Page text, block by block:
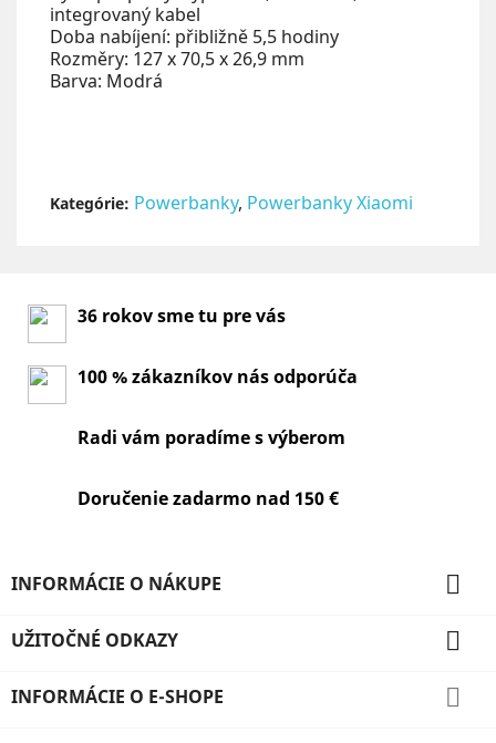
integrovaný kabel
Doba nabíjení: přibližně 5,5 hodiny
Rozměry: 127 x 70,5 x 26,9 mm
Barva: Modrá
Kategórie: Powerbanky, Powerbanky Xiaomi
36 rokov sme tu pre vás
100 % zákazníkov nás odporúča
Radi vám poradíme s výberom
Doručenie zadarmo nad 150 €
INFORMÁCIE O NÁKUPE 
UŽITOČNÉ ODKAZY 
INFORMÁCIE O E-SHOPE 